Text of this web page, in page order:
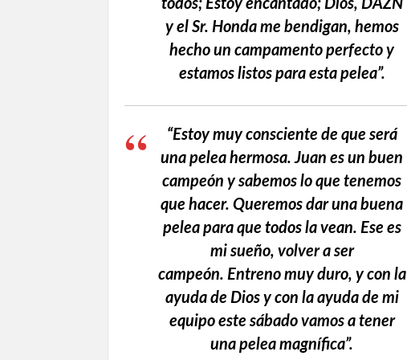
todos; Estoy encantado; Dios, DAZN
y el Sr. Honda me bendigan, hemos
hecho un campamento perfecto y
estamos listos para esta pelea”.
“Estoy muy consciente de que será
una pelea hermosa. Juan es un buen
campeón y sabemos lo que tenemos
que hacer. Queremos dar una buena
pelea para que todos la vean. Ese es
mi sueño, volver a ser
campeón. Entreno muy duro, y con la
ayuda de Dios y con la ayuda de mi
equipo este sábado vamos a tener
una pelea magnífica”.